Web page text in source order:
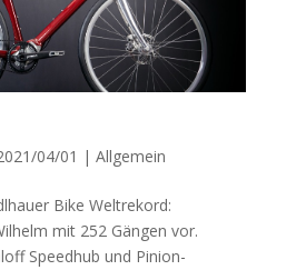
04/01 | Allgemein
Bike Weltrekord:
mit 252 Gängen vor.
Speedhub und Pinion-